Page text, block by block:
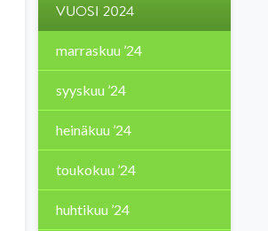
VUOSI 2024
marraskuu ’24
syyskuu ’24
heinäkuu ’24
toukokuu ’24
huhtikuu ’24